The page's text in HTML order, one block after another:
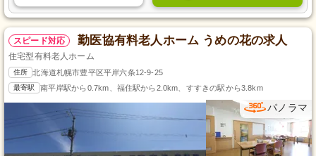
スピード対応 勤医協有料老人ホーム うめの花の求人
住宅型有料老人ホーム
住所 北海道札幌市豊平区平岸六条12-9-25
最寄駅 南平岸駅から0.7km、福住駅から2.0km、すすきの駅から3.8km
パノラマ